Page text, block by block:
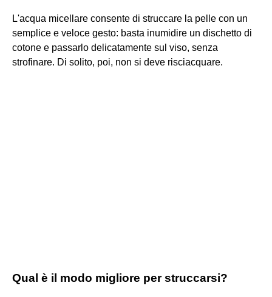
L'acqua micellare consente di struccare la pelle con un
semplice e veloce gesto: basta inumidire un dischetto di
cotone e passarlo delicatamente sul viso, senza
strofinare. Di solito, poi, non si deve risciacquare.
Qual è il modo migliore per struccarsi?